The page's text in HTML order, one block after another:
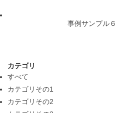
事例サンプル６
カテゴリ
すべて
カテゴリその1
カテゴリその2